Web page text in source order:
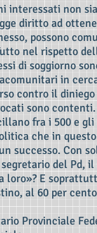
interessati non
diritto ad
possono
nel rispetto
di soggiorno
in
contro il
sono
fra i 500 e
che in
successo. Con
del Pd,
loro»? E
al 60 per
Provinciale